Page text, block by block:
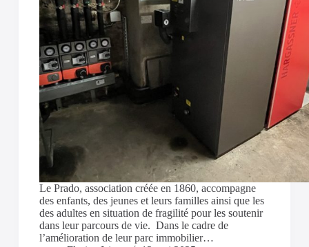
Le Prado, association créée en 1860, accompagne
des enfants, des jeunes et leurs familles ainsi que les
des adultes en situation de fragilité pour les soutenir
dans leur parcours de vie. Dans le cadre de
l’amélioration de leur parc immobilier…